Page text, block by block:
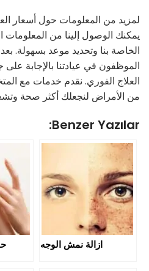
لمزيد من المعلومات حول أسعار
يمكنك الوصول إلينا من
الخاصة بنا وتحديد موعد بسهولة.
الموظفون في عيادتنا بالإجابة
العلاج الفوري. نقدم خدمات مع
من الأمراض لنجعلك أكثر صحة
Benzer Yazılar:
ازالة نمش الوجه